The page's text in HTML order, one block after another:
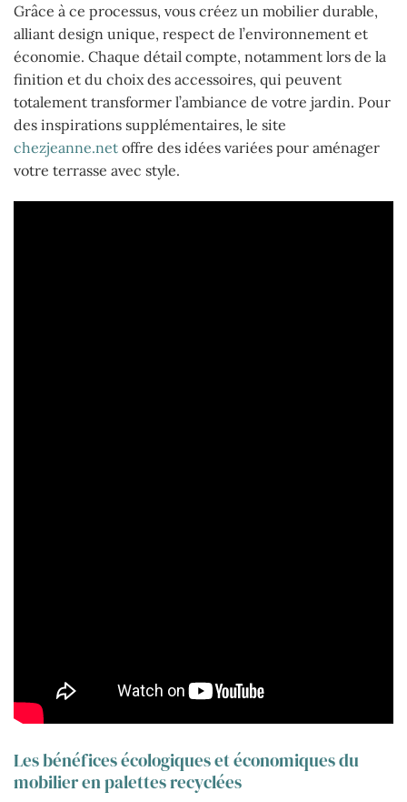
Grâce à ce processus, vous créez un mobilier durable,
alliant design unique, respect de l’environnement et
économie. Chaque détail compte, notamment lors de la
finition et du choix des accessoires, qui peuvent
totalement transformer l’ambiance de votre jardin. Pour
des inspirations supplémentaires, le site
chezjeanne.net offre des idées variées pour aménager
votre terrasse avec style.
Les bénéfices écologiques et économiques du
mobilier en palettes recyclées